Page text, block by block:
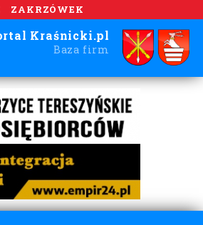
ZAKRZÓWEK
Kraśnicki.pl
Baza firm